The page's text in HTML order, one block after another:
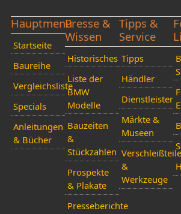
Hauptmenü
Startseite
Baureihe
Vergleichsliste
Specials
Anleitungen
& Bücher
Presse &
Wissen
Historisches
Liste der
BMW
Modelle
Bauzeiten
&
Stückzahlen
Prospekte
& Plakate
Presseberichte
Tipps &
Service
Tipps
Händler
Dienstleister
Märkte &
Museen
Verschleißteile
&
Werkzeuge